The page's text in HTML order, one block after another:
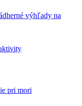
výhľady na